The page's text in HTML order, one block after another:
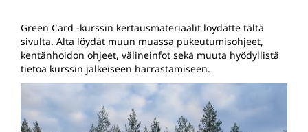
Green Card -kurssin kertausmateriaalit löydätte tältä
sivulta. Alta löydät muun muassa pukeutumisohjeet,
kentänhoidon ohjeet, välineinfot sekä muuta hyödyllistä
tietoa kurssin jälkeiseen harrastamiseen.